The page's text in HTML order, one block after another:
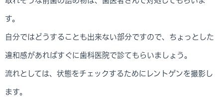
す。
自分ではどうすることも出来ない部分ですので、ちょっとした
違和感があればすぐに歯科医院で診てもらいましょう。
流れとしては、状態をチェックするためにレントゲンを撮影し
ます。